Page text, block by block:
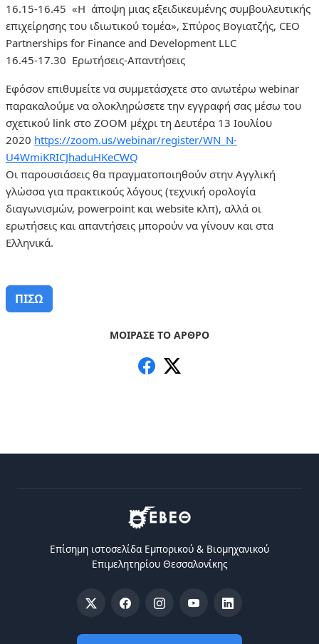
ΜΟΙΡΑΣΕ ΤΟ ΑΡΘΡΟ
16.15-16.45 «H άποψη μιας εξειδικευμένης συμβουλευτικής
επιχείρησης του ιδιωτικού τομέα», Σπύρος Βογιατζής, CEO
Partnerships for Finance and Development LLC
16.45-17.30 Ερωτήσεις-Απαντήσεις
Εφόσον επιθυμείτε να συμμετάσχετε στο ανωτέρω webinar
παρακαλούμε να ολοκληρώσετε την εγγραφή σας μέσω του
σχετικού link στο ZOOM μέχρι τη Δευτέρα 13 Ιουλίου
2020 https://zoom.us/webinar/register/WN_N-
U4WmiKRICJhaduHKeCWQ
Οι παρουσιάσεις θα πραγματοποιηθούν στην Αγγλική
γλώσσα για πρακτικούς λόγους (τεχνική ορολογία
διαγωνισμών, powerpoint και website κλπ), αλλά οι
ερωτήσεις και απαντήσεις μπορούν να γίνουν και στα
Ελληνικά.
ΠΙΣΩ
Επίσημη ιστοσελίδα Eμπορικού & Bιομηχανικού
Eπιμελητηρίου Θεσσαλονίκης